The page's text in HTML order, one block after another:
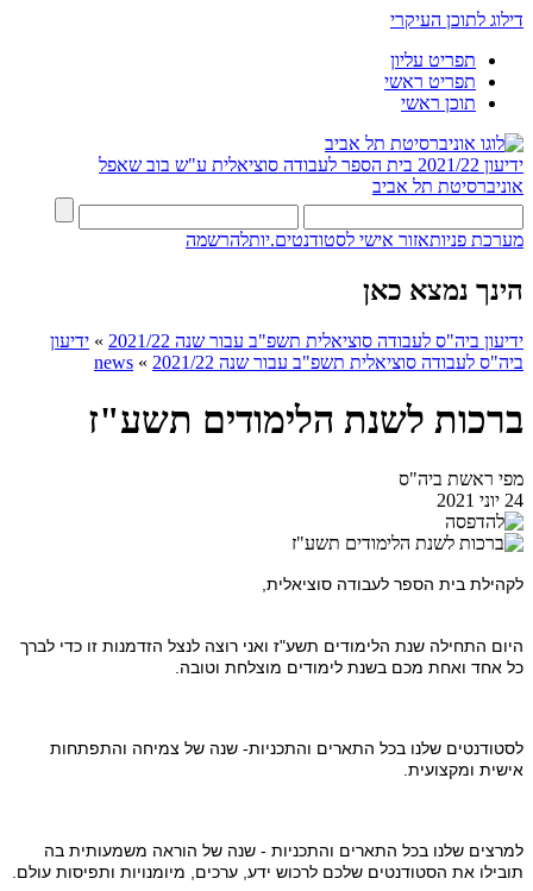
דילוג לתוכן העיקרי
תפריט עליון
תפריט ראשי
תוכן ראשי
ידיעון 2021/22
בית הספר לעבודה סוציאלית ע"ש בוב שאפל
אוניברסיטת תל אביב
מערכת פניותאזור אישי לסטודנטים.יותלהרשמה
הינך נמצא כאן
ידיעון ביה"ס לעבודה סוציאלית תשפ"ב עבור שנה 2021/22 » ידיעון
ביה"ס לעבודה סוציאלית תשפ"ב עבור שנה 2021/22
»
news
ברכות לשנת הלימודים תשע"ז
מפי ראשת ביה"ס
24 יוני 2021
לקהילת בית הספר לעבודה סוציאלית,
היום התחילה שנת הלימודים תשע"ז ואני רוצה לנצל הזדמנות זו כדי לברך
כל אחד ואחת מכם בשנת לימודים מוצלחת וטובה.
לסטודנטים שלנו בכל התארים והתכניות- שנה של צמיחה והתפתחות
אישית ומקצועית.
למרצים שלנו בכל התארים והתכניות - שנה של הוראה משמעותית בה
תובילו את הסטודנטים שלכם לרכוש ידע, ערכים, מיומנויות ותפיסות עולם.